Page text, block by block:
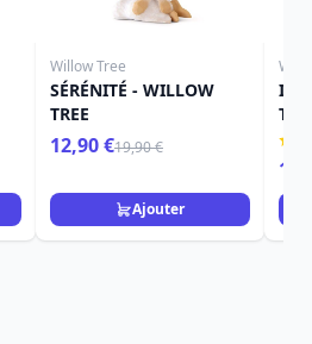
Willow Tree
SÉRÉNITÉ - WILLOW
TREE
12,90 €19,90 €
Ajouter
ICI